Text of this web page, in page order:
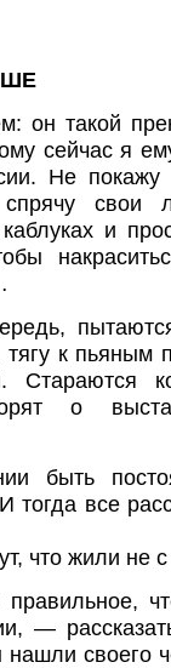
он такой
сейчас я
Не покажу
свои
и
к пьяным
о
быть
тогда все
что жили не
—
нашли своего